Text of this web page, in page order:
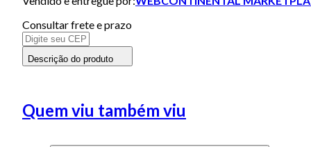
Consultar frete e prazo
Descrição do produto
Quem viu também viu